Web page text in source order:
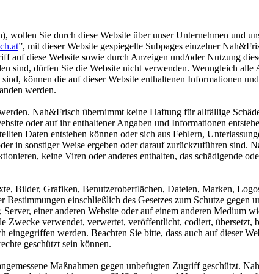
Sie durch diese Website über unser Unternehmen und
”, mit dieser Website gespiegelte Subpages einzelner
diese Website sowie durch Anzeigen und/oder Nutzung
sind, dürfen Sie die Website nicht verwenden. Wenngleich alle
können die auf dieser Website enthaltenen Informationen
werden.
Nah&Frisch übernimmt keine Haftung für allfällige
oder auf ihr enthaltener Angaben und Informationen
Daten entstehen können oder sich aus Fehlern,
in sonstiger Weise ergeben oder darauf zurückzuführen sind.
keine Viren oder anderes enthalten, das schädigende
Bilder, Grafiken, Benutzeroberflächen, Dateien, Marken,
einschließlich des Gesetzes zum Schutze gegen
einer anderen Website oder auf einem anderen Medium
verwendet, verwertet, veröffentlicht, codiert, übersetzt,
werden. Beachten Sie bitte, dass auch auf dieser
geschützt sein können.
Maßnahmen gegen unbefugten Zugriff geschützt.